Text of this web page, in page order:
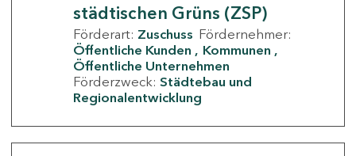
städtischen Grüns (ZSP)
Förderart: Zuschuss Fördernehmer:
Öffentliche Kunden
Kommunen
Öffentliche Unternehmen
Förderzweck: Städtebau und
Regionalentwicklung